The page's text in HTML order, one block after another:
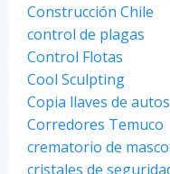
Construcción Chile
control de plagas
Control Flotas
Cool Sculpting
Copia llaves de autos
Corredores Temuco
crematorio de
cristales de